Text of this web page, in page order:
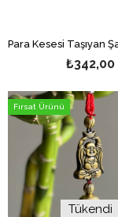
₺342,00
Tükendi
Fırsat Ürünü